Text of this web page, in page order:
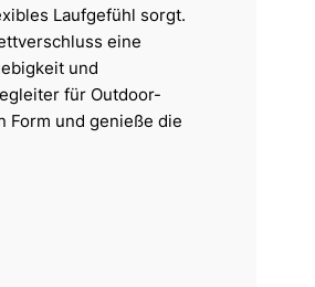
Laufgefühl sorgt.
eine
und
für Outdoor-
Form und genieße die